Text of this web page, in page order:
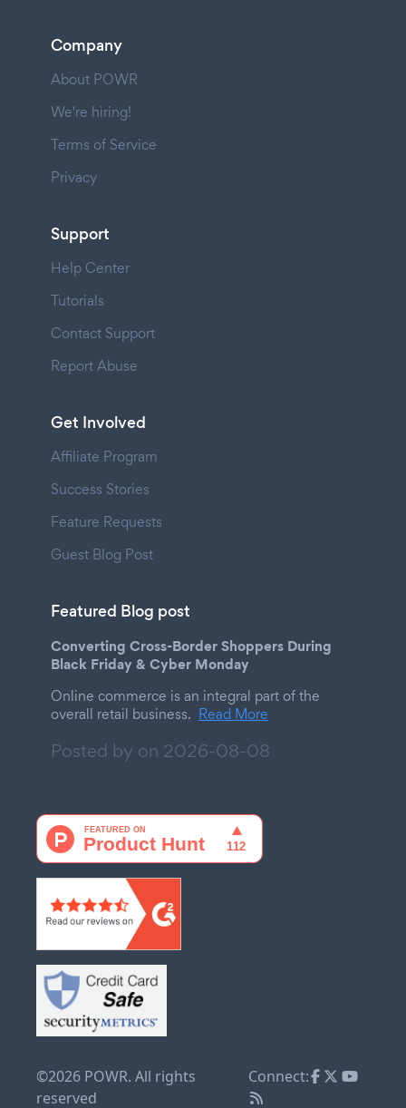
Company
About POWR
We're hiring!
Terms of Service
Privacy
Support
Help Center
Tutorials
Contact Support
Report Abuse
Get Involved
Affiliate Program
Success Stories
Feature Requests
Guest Blog Post
Featured Blog post
Converting Cross-Border Shoppers During
Black Friday & Cyber Monday
Online commerce is an integral part of the
overall retail business. Read More
Posted by on 2026-08-08
©2026 POWR. All rights
reserved
Connect: